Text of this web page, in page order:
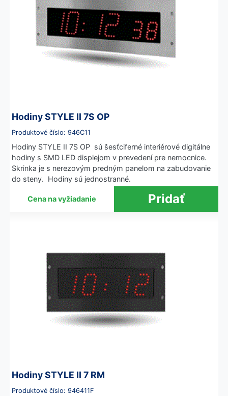
Hodiny STYLE II 7S OP
Produktové číslo: 946C11
Hodiny STYLE II 7S OP sú šesťciferné interiérové digitálne
hodiny s SMD LED displejom v prevedení pre nemocnice.
Skrinka je s nerezovým predným panelom na zabudovanie
do steny. Hodiny sú jednostranné.
Cena na vyžiadanie
Hodiny STYLE II 7 RM
Produktové číslo: 946411F